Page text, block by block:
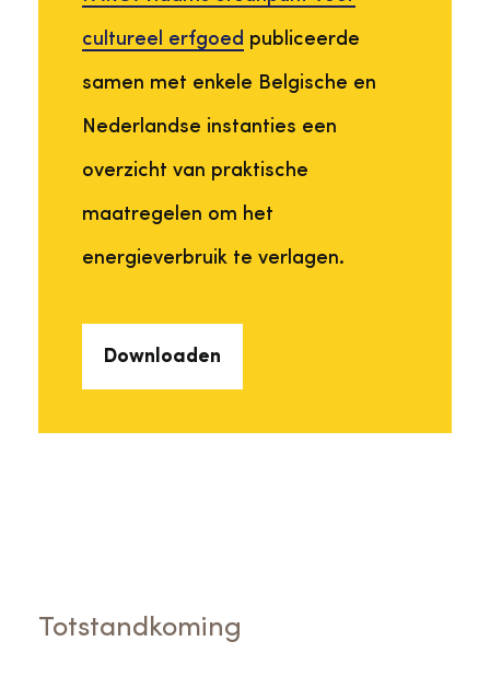
cultureel erfgoed publiceerde
samen met enkele Belgische en
Nederlandse instanties een
overzicht van praktische
maatregelen om het
energieverbruik te verlagen.
Downloaden
Totstandkoming